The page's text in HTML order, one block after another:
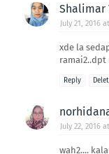
Shalimar
July 21, 2016
xde la
Reply
July 22, 2016
wah2....